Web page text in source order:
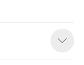
this video